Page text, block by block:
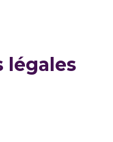
légales